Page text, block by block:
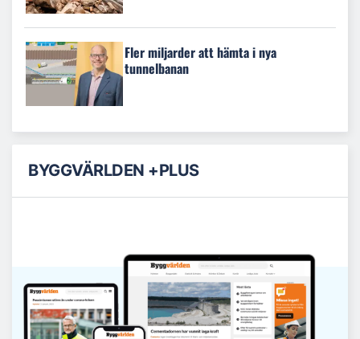
Fler miljarder att hämta i nya
tunnelbanan
BYGGVÄRLDEN +PLUS